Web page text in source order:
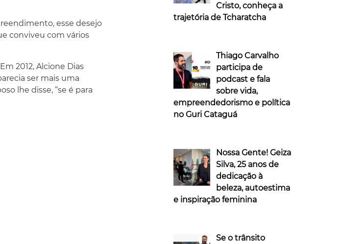
esse desejo
conviveu com vários
2012, Alcione Dias
ser mais uma
lhe disse, “se é para
Cristo, conheça a
trajetória de Tcharatcha
Thiago Carvalho
participa de
podcast e fala
sobre vida,
empreendedorismo e política
no Guri Cataguá
Nossa Gente! Geiza
Silva, 25 anos de
dedicação à
beleza, autoestima
e inspiração feminina
Se o trânsito